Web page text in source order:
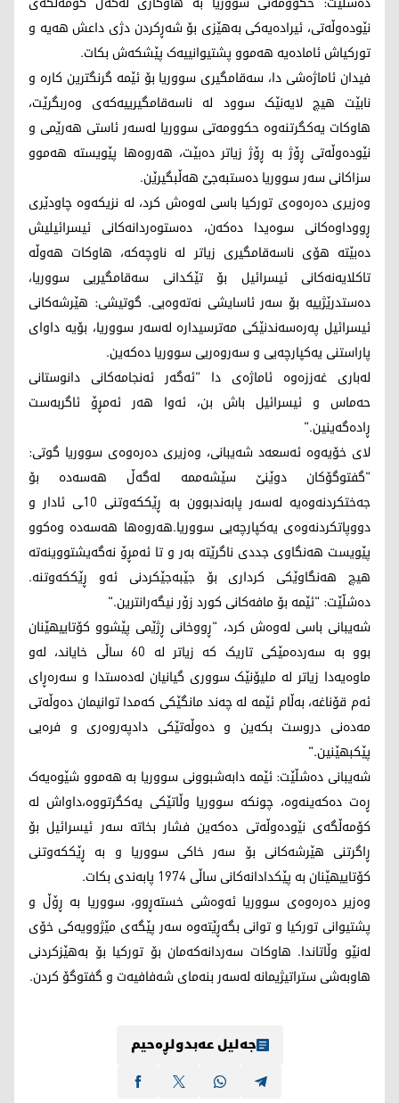
نێودەوڵەتی، ئیرادەیەکی بەهێزی بۆ شەڕکردن دژی داعش هەیە و
تورکیاش ئامادەیە هەموو پشتیوانییەک پێشکەش بکات.
فیدان ئاماژەشی دا، سەقامگیری سووریا بۆ ئێمە گرنگترین کارە و
نابێت هیچ لایەنێک سوود لە ناسەقامگیرییەکەی وەربگرێت،
هاوکات یەکگرتنەوە حکوومەتی سووریا لەسەر ئاستی هەرێمی و
نێودەوڵەتی ڕۆژ بە ڕۆژ زیاتر دەبێت، هەروەها پێویستە هەموو
سزاکانی سەر سووریا دەستبەجێ هەڵبگیرێن.
وەزیری دەرەوەی تورکیا باسی لەوەش کرد، لە نزیکەوە چاودێری
ڕووداوەکانی سوەیدا دەکەن، دەستوەردانەکانی ئیسرائیلیش
دەبێتە هۆی ناسەقامگیری زیاتر لە ناوچەکە، هاوکات هەوڵە
تاکلایەنەکانی ئیسرائیل بۆ تێکدانی سەقامگیریی سووریا،
دەستدرێژییە بۆ سەر ئاسایشی نەتەوەیی. گوتیشی: هێرشەکانی
ئیسرائیل پەرەسەندنێکی مەترسیدارە لەسەر سووریا، بۆیە داوای
پاراستنی یەکپارچەیی و سەروەریی سووریا دەکەین.
لەباری غەززەوە ئاماژەی دا "ئەگەر ئەنجامەکانی دانوستانی
حەماس و ئیسرائیل باش بن، ئەوا هەر ئەمڕۆ ئاگربەست
ڕادەگەینین."
لای خۆیەوە ئەسعەد شەیبانی، وەزیری دەرەوەی سووریا گوتی:
"گفتوگۆکان دوێنێ سێشەممە لەگەڵ هەسەدە بۆ
جەختکردنەوەیە لەسەر پابەندبوون بە ڕێککەوتنی 10ـی ئادار و
دووپاتکردنەوەی یەکپارچەیی سووریا.هەروەها هەسەدە وەکوو
پێویست هەنگاوی جددی ناگرێتە بەر و تا ئەمڕۆ نەگەیشتووینەتە
هیچ هەنگاوێکی کرداری بۆ جێبەجێکردنی ئەو ڕێککەوتنە.
دەشڵێت: "ئێمە بۆ مافەکانی کورد زۆر نیگەرانترین."
شەیبانی باسی لەوەش کرد، "ڕووخانی ڕژێمی پێشوو کۆتاییهێنان
بوو بە سەردەمێکی تاریک کە زیاتر لە 60 ساڵی خایاند، لەو
ماوەیەدا زیاتر لە ملیۆنێک سووری گیانیان لەدەستدا و سەرەڕای
ئەم قۆناغە، بەڵام ئێمە لە چەند مانگێکی کەمدا توانیمان دەوڵەتی
مەدەنی دروست بکەین و دەوڵەتێکی دادپەروەری و فرەیی
پێکبهێنین."
شەیبانی دەشڵێت: ئێمە دابەشبوونی سووریا بە هەموو شێوەیەک
ڕەت دەکەینەوە، چونکە سووریا وڵاتێکی یەکگرتووە،داواش لە
کۆمەڵگەی نێودەوڵەتی دەکەین فشار بخاتە سەر ئیسرائیل بۆ
ڕاگرتنی هێرشەکانی بۆ سەر خاکی سووریا و بە ڕێککەوتنی
کۆتاییهێنان بە پێکدادانەکانی ساڵی 1974 پابەندی بکات.
وەزیر دەرەوەی سووریا ئەوەشی خستەڕوو، سووریا بە ڕۆڵ و
پشتیوانی تورکیا و توانی بگەڕێتەوە سەر پێگەی مێژوویەکی خۆی
لەنێو وڵاتاندا. هاوکات سەردانەکەمان بۆ تورکیا بۆ بەهێزکردنی
هاوبەشی ستراتیژیمانە لەسەر بنەمای شەفافیەت و گفتوگۆ کردن.
جەلیل عەبدولڕەحیم